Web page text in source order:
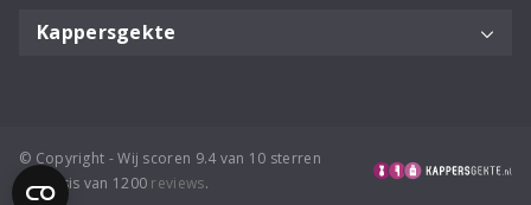
Kappersgekte
© Copyright - Wij scoren 9.4 van 10 sterren
op basis van 1200 reviews.